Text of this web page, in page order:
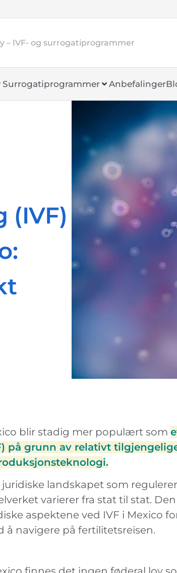
– IVF- og surrogatiprogrammer
Surrogatiprogrammer Anbefalinger
(IVF)
blir stadig mer populært som
på grunn av relativt
juridiske landskapet som
varierer fra stat til stat.
aspektene ved IVF i Mexico
å navigere på fertilitetsreisen.